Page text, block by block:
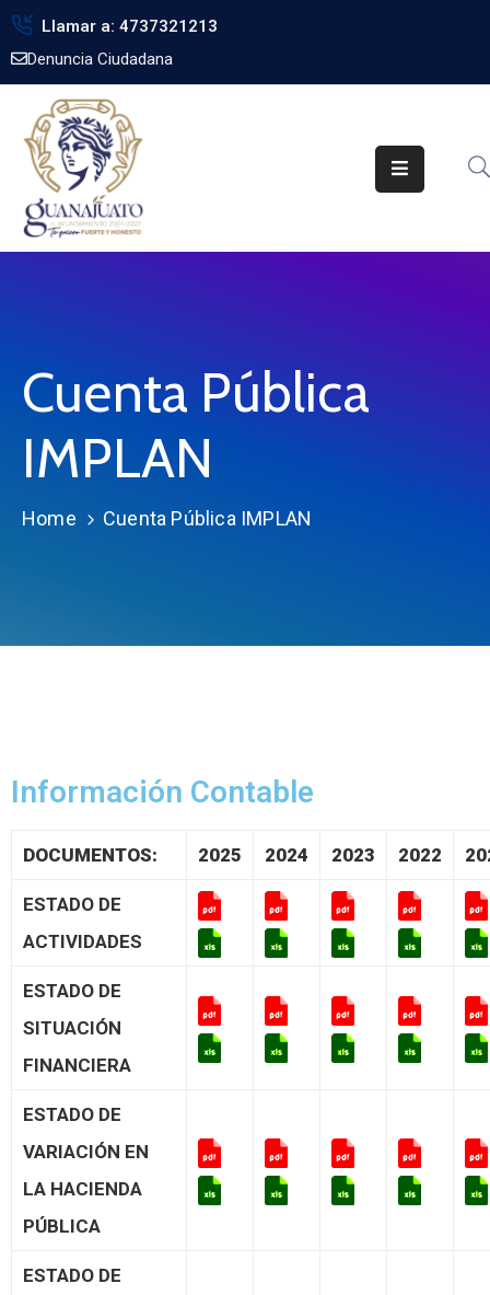
Llamar a: 4737321213
Denuncia Ciudadana
Inicio
Gobierno
Trámites
Noticias
Pública
Biblioteca
Cuenta Pública
IMPLAN
Home Cuenta Pública IMPLAN
Información Contable
DOCUMENTOS: 2025 2024 2023 2022
ESTADO DE
ACTIVIDADES
ESTADO DE
SITUACIÓN
FINANCIERA
ESTADO DE
VARIACIÓN EN
LA HACIENDA
PÚBLICA
ESTADO DE